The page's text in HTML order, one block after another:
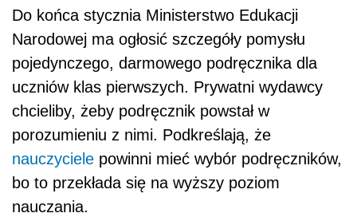
Do końca stycznia Ministerstwo Edukacji
Narodowej ma ogłosić szczegóły pomysłu
pojedynczego, darmowego podręcznika dla
uczniów klas pierwszych. Prywatni wydawcy
chcieliby, żeby podręcznik powstał w
porozumieniu z nimi. Podkreślają, że
nauczyciele powinni mieć wybór podręczników,
bo to przekłada się na wyższy poziom
nauczania.